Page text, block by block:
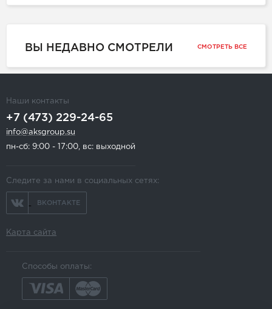
ВЫ НЕДАВНО СМОТРЕЛИ СМОТРЕТЬ ВСЕ
Наши контакты
+7 (473) 229-24-65
info@aksgroup.su
пн-сб: 9:00 - 17:00, вс: выходной
Следите за нами в социальных сетях:
ВКОНТАКТЕ
Карта сайта
Способы оплаты: